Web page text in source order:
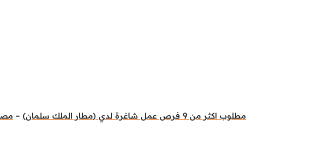
مطلوب اكثر من 9 فرص عمل شاغرة لدي (مطار الملك سلمان) –